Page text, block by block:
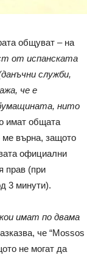
общуват – на
от испанската
служби,
че е
нито
имат общата
ме върна, защото
официални
прав (при
3 минути).
имат по двама
че “Mossos
не могат да